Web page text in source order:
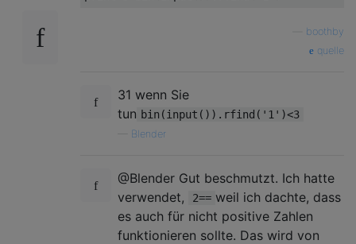
boothby
quelle
31 wenn Sie
tun bin(input()).rfind('1')<3
Blender
@Blender Gut beschmutzt. Ich hatte
verwendet,
2== weil ich dachte, dass
es auch für nicht positive Zahlen
funktionieren sollte. Das wird von